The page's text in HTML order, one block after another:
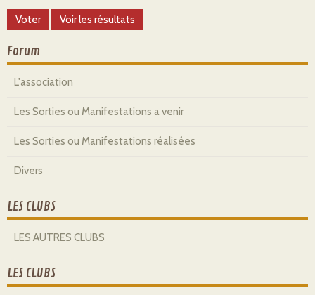
Forum
L'association
Les Sorties ou Manifestations a venir
Les Sorties ou Manifestations réalisées
Divers
LES CLUBS
LES AUTRES CLUBS
LES CLUBS